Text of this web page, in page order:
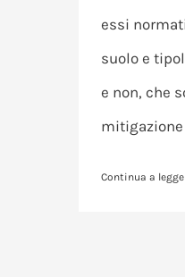
essi
suolo e
e non, che
Continua a